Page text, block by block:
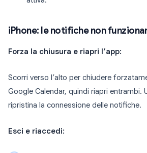
iPhone: le notifiche non
Forza la chiusura e riapri l’app:
Scorri verso l’alto per chiudere
Google Calendar, quindi riapri entrambi.
ripristina la connessione delle notifiche.
Esci e riaccedi: